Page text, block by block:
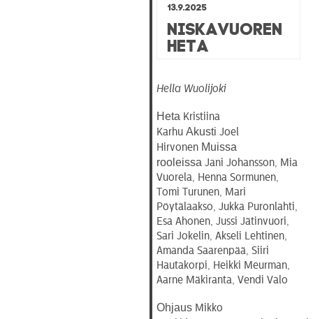
13.9.2025
Niskavuoren
Heta
Hella Wuolijoki
Heta Kristiina
Karhu Akusti Joel
Hirvonen Muissa
rooleissa Jani Johansson, Mia
Vuorela, Henna Sormunen,
Tomi Turunen, Mari
Pöytälaakso, Jukka Puronlahti,
Esa Ahonen, Jussi Jätinvuori,
Sari Jokelin, Akseli Lehtinen,
Amanda Saarenpää, Siiri
Hautakorpi, Heikki Meurman,
Aarne Mäkiranta, Vendi Valo
OhjausMikko